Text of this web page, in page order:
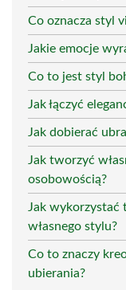
Co oznacza styl
Jakie emocje
Co to jest styl
Jak łączyć
Jak dobierać
Jak tworzyć
osobowością?
Jak
własnego stylu?
Co to znaczy
ubierania?